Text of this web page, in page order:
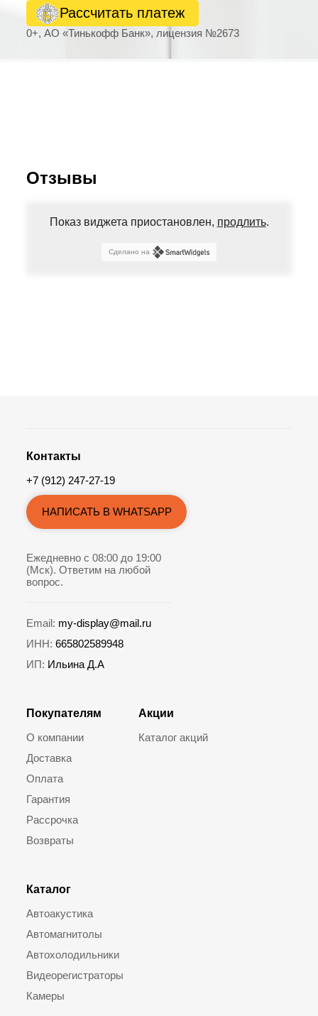
0+, АО «Тинькофф Банк», лицензия №2673
Рассчитать платеж
Отзывы
Показ виджета приостановлен, продлить.
Сделано на
Покупателям
О компании
Доставка
Оплата
Гарантия
Рассрочка
Возвраты
Каталог
Автоакустика
Автомагнитолы
Автохолодильники
Видеорегистраторы
Камеры
Акции
Каталог акций
Контакты
+7 (912) 247-27-19
НАПИСАТЬ В WHATSAPP
Ежедневно с 08:00 до 19:00
(Мск). Ответим на любой
вопрос.
Email: my-display@mail.ru
ИНН: 665802589948
ИП: Ильина Д.А